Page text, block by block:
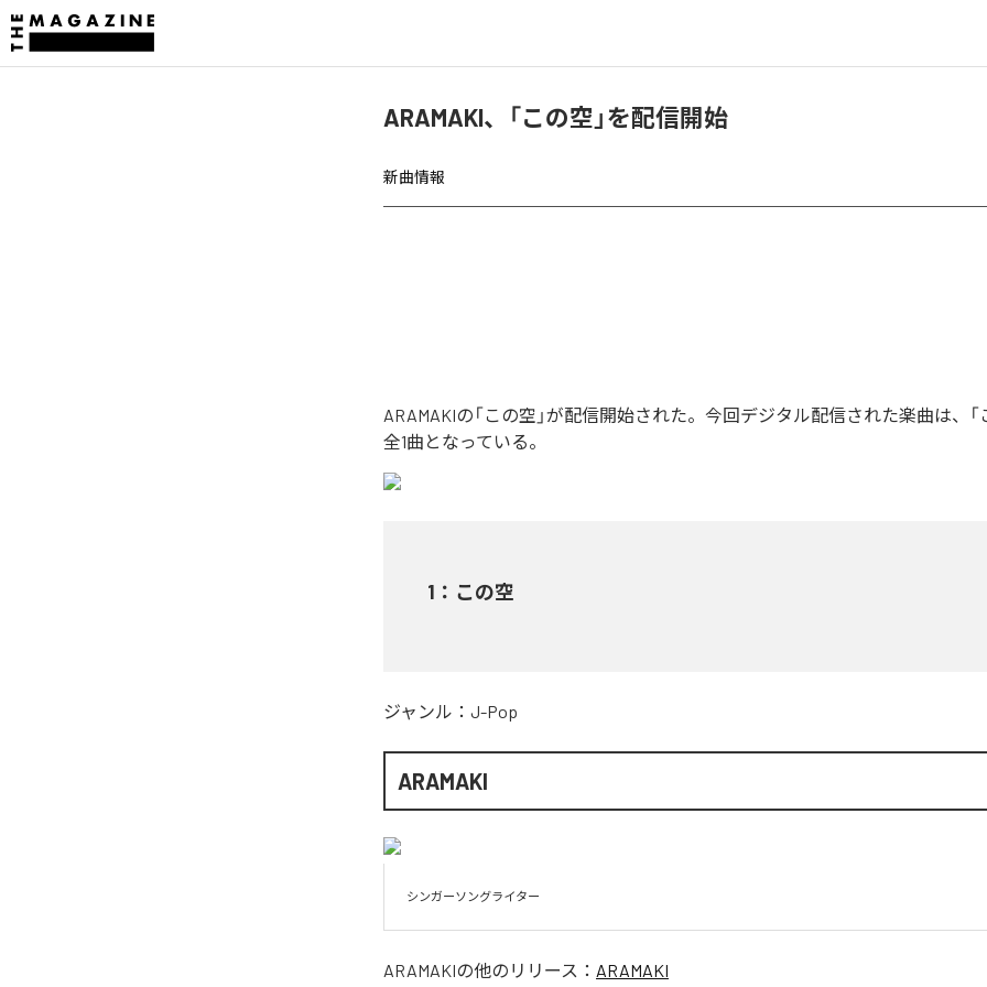
ARAMAKI、「この空」を配信開始
新曲情報
ARAMAKIの「この空」が配信開始された。今回デジタル配信された楽曲は、「
全1曲となっている。
1 ： この空
ジャンル： J-Pop
ARAMAKI
シンガーソングライター
ARAMAKIの他のリリース： ARAMAKI